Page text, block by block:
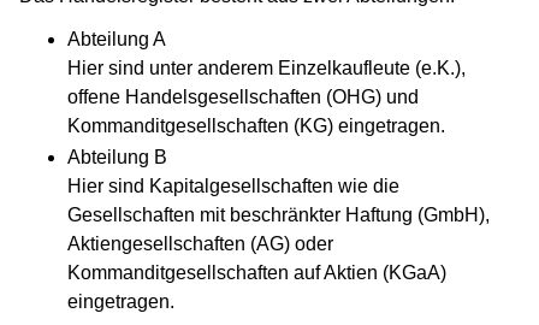
Abteilung A
Hier sind unter anderem Einzelkaufleute (e.K.),
offene Handelsgesellschaften (OHG) und
Kommanditgesellschaften (KG) eingetragen.
Abteilung B
Hier sind Kapitalgesellschaften wie die
Gesellschaften mit beschränkter Haftung (GmbH),
Aktiengesellschaften (AG) oder
Kommanditgesellschaften auf Aktien (KGaA)
eingetragen.